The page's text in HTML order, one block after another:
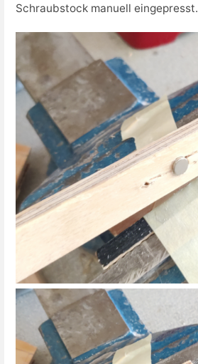
Schraubstock manuell eingepresst.